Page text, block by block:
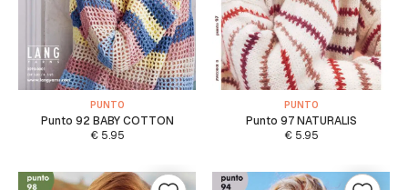
PUNTO
Punto 92 BABY COTTON
€5.95
PUNTO
Punto 97 NATURALIS
€5.95